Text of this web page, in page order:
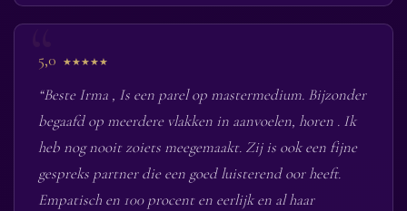
5,0 ★★★★★
“Beste Irma , Is een parel op mastermedium. Bijzonder
begaafd op meerdere vlakken in aanvoelen, horen . Ik
heb nog nooit zoiets meegemaakt. Zij is ook een fijne
gespreks partner die een goed luisterend oor heeft.
Empatisch en 100 procent en eerlijk en al haar